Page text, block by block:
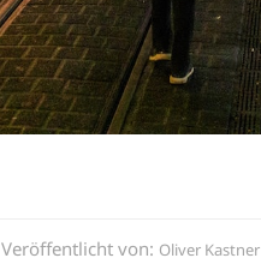
Veröffentlicht von: Oliver Kastner